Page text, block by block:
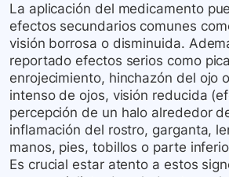
La aplicación del medicamento
efectos secundarios comunes
visión borrosa o disminuida.
reportado efectos serios como
enrojecimiento, hinchazón del ojo
intenso de ojos, visión reducida
percepción de un halo alrededor
inflamación del rostro, garganta,
manos, pies, tobillos o parte
Es crucial estar atento a estos